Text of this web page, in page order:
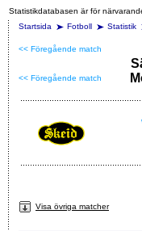
Statistikdatabasen är för
Startsida
Fotboll Statistik
<< Föregående match
<< Föregående match
Visa övriga matcher